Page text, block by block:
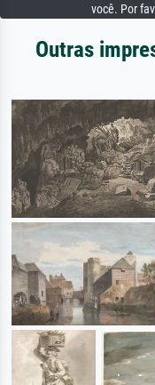
você. Por
Outras